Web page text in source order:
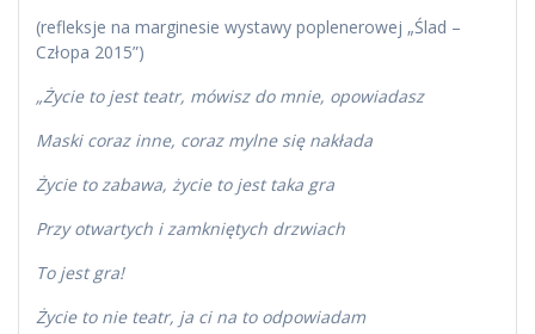
(refleksje na marginesie wystawy poplenerowej „Ślad –
Człopa 2015”)
„Życie to jest teatr, mówisz do mnie, opowiadasz
Maski coraz inne, coraz mylne się nakłada
Życie to zabawa, życie to jest taka gra
Przy otwartych i zamkniętych drzwiach
To jest gra!
Życie to nie teatr, ja ci na to odpowiadam